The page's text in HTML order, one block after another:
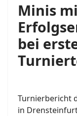
Minis
bei
Turnierbericht
in